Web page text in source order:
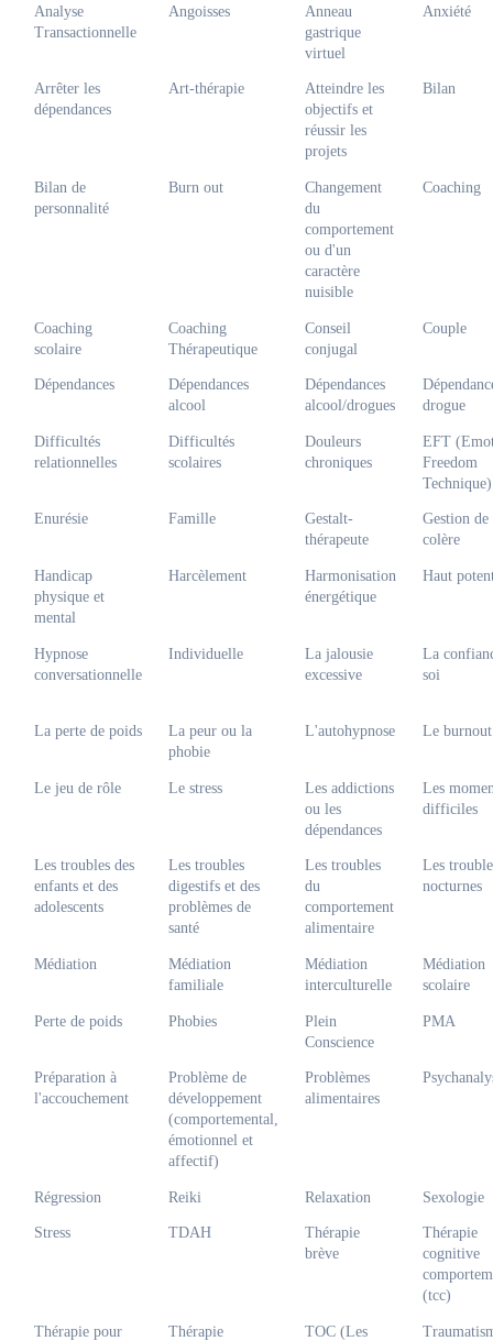
Français
Réponse sous 24 - 48h
07-08-2026
Conseiller(e)
Av. Brugmann 71/1, 1190 Forest
Prochaines disponibilités
07-08-2026
Voir la fiche
Manjola Pniqaj
Rue Ferdinand Craps 17, 1070 Anderlecht
Prochaines disponibilités
Voir la fiche
Martina Matyskova
Coach
Français
Réponse sous 24 - 48h
Prochaines disponibilités
07-08-2026
08-08-2026 10-08-2026
Voir la fiche
Alessandra D'Angelo
Rue Godefroid Kurth 66, 1140 Evere
Réponse sous 24 - 48h
Prochaines disponibilités
08-08-2026
Voir la fiche
Nathalie Casters
Réponse sous 24 - 48h
Analyse
Transactionnelle
Angoisses
Anneau
gastrique
virtuel
Anxiété
Arrêter les
dépendances
Art-thérapie
Atteindre les
objectifs et
réussir les
projets
Bilan
Bilan de
personnalité
Burn out
Changement
du
comportement
ou d'un
caractère
nuisible
Coaching
Coaching
scolaire
Coaching
Thérapeutique
Conseil
conjugal
Couple
Dépendances
Dépendances
alcool
Dépendances
alcool/drogues
drogue
Difficultés
relationnelles
Difficultés
scolaires
Douleurs
chroniques
EFT
Freedom
Technique)
Enurésie Famille
Gestalt-
thérapeute
Gestion de
colère
Handicap
physique et
mental
Harcèlement
Harmonisation
énergétique
Haut
Hypnose
conversationnelle
Individuelle
La jalousie
excessive
La
soi
La perte de poids
La peur ou la
phobie
L'autohypnose Le burnout
Le jeu de rôle Le stress
Les addictions
ou les
dépendances
Les
difficiles
Les troubles des
enfants et des
adolescents
Les troubles
digestifs et des
problèmes de
santé
Les troubles
du
comportement
alimentaire
Les
nocturnes
Médiation
Médiation
familiale
Médiation
interculturelle
Médiation
scolaire
Perte de poids Phobies
Plein
Conscience
PMA
Préparation à
l'accouchement
Problème de
développement
(comportemental,
émotionnel et
affectif)
Problèmes
alimentaires
Régression Reiki Relaxation Sexologie
Stress TDAH
Thérapie
brève
Thérapie
cognitive
(tcc)
Thérapie pour
Thérapie
TOC (Les